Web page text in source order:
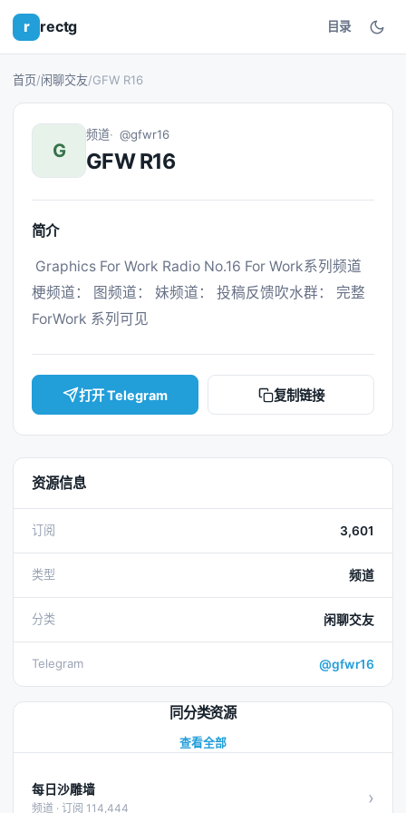
r rectg 目录
首页/闲聊交友/GFW R16
G
频道 @gfwr16
GFW R16
简介
梗频道： 图频道： 妹频道： 投稿反馈吹水群： 完整
ForWork 系列可见
打开 Telegram 复制链接
资源信息
订阅 3,601
类型 频道
分类 闲聊交友
Telegram @gfwr16
同分类资源
查看全部
每日沙雕墙
频道 · 订阅 114,444 ›